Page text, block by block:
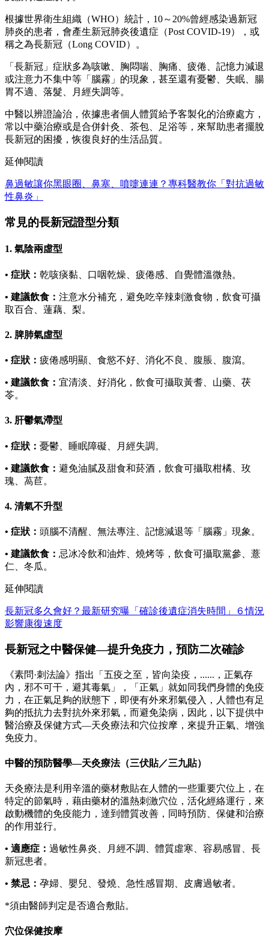
根據世界衛生組織（WHO）統計，10～20%曾經感染過新冠
肺炎的患者，會產生新冠肺炎後遺症（Post COVID-19），或
稱之為長新冠（Long COVID）。
「長新冠」症狀多為咳嗽、胸悶喘、胸痛、疲倦、記憶力減退
或注意力不集中等「腦霧」的現象，甚至還有憂鬱、失眠、腸
胃不適、落髮、月經失調等。
中醫以辨證論治，依據患者個人體質給予客製化的治療處方，
常以中藥治療或是合併針灸、茶包、足浴等，來幫助患者擺脫
長新冠的困擾，恢復良好的生活品質。
延伸閱讀
鼻過敏讓你黑眼圈、鼻塞、噴嚏連連？專科醫教你「對抗過敏
性鼻炎」
常見的長新冠證型分類
1. 氣陰兩虛型
• 症狀： 乾咳痰黏、口咽乾燥、疲倦感、自覺體溫微熱。
• 建議飲食： 注意水分補充，避免吃辛辣刺激食物，飲食可攝
取百合、蓮藕、梨。
2. 脾肺氣虛型
• 症狀： 疲倦感明顯、食慾不好、消化不良、腹脹、腹瀉。
• 建議飲食： 宜清淡、好消化，飲食可攝取黃耆、山藥、茯
苓。
3. 肝鬱氣滯型
• 症狀： 憂鬱、睡眠障礙、月經失調。
• 建議飲食： 避免油膩及甜食和菸酒，飲食可攝取柑橘、玫
瑰、萵苣。
4. 清氣不升型
• 症狀： 頭腦不清醒、無法專注、記憶減退等「腦霧」現象。
• 建議飲食： 忌冰冷飲和油炸、燒烤等，飲食可攝取黨參、薏
仁、冬瓜。
延伸閱讀
長新冠多久會好？最新研究曝「確診後遺症消失時間」６情況
影響康復速度
長新冠之中醫保健—提升免疫力，預防二次確診
《素問·刺法論》指出「五疫之至，皆向染疫，......，正氣存
內，邪不可干，避其毒氣」，「正氣」就如同我們身體的免疫
力，在正氣足夠的狀態下，即便有外來邪氣侵入，人體也有足
夠的抵抗力去對抗外來邪氣，而避免染病，因此，以下提供中
醫治療及保健方式—天灸療法和穴位按摩，來提升正氣、增強
免疫力。
中醫的預防醫學—天灸療法（三伏貼／三九貼）
天灸療法是利用辛溫的藥材敷貼在人體的一些重要穴位上，在
特定的節氣時，藉由藥材的溫熱刺激穴位，活化經絡運行，來
啟動機體的免疫能力，達到體質改善，同時預防、保健和治療
的作用並行。
• 適應症： 過敏性鼻炎、月經不調、體質虛寒、容易感冒、長
新冠患者。
• 禁忌： 孕婦、嬰兒、發燒、急性感冒期、皮膚過敏者。
*須由醫師判定是否適合敷貼。
穴位保健按摩